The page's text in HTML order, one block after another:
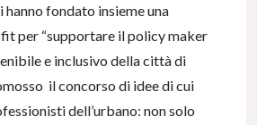
fondato insieme una
per “supportare il policy maker
e inclusivo della città di
il concorso di idee di cui
dell’urbano: non solo